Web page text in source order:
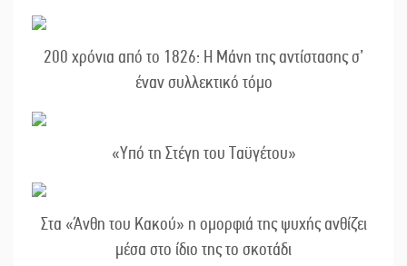
200 χρόνια από το 1826: Η Μάνη της αντίστασης σ’
έναν συλλεκτικό τόμο
«Υπό τη Στέγη του Ταϋγέτου»
Στα «Άνθη του Κακού» η ομορφιά της ψυχής ανθίζει
μέσα στο ίδιο της το σκοτάδι